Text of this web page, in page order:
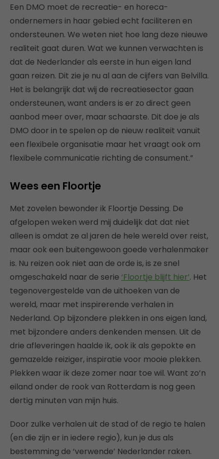
Een DMO moet de recreatie- en horeca-
ondernemers in haar gebied echt faciliteren en
ondersteunen. We weten niet hoe lang deze nieuwe
realiteit gaat duren. Wat we kunnen verwachten is
dat de Nederlander als eerste in hun eigen land
gaan reizen. Dit zie je nu al aan de cijfers van Belvilla.
Het is belangrijk dat wij de recreatiesector gaan
ondersteunen, want anders is er zo direct geen
aanbod meer over, maar schaarste. Dit doe je als
DMO door in te spelen op de nieuw realiteit vanuit
een flexibele organisatie maar het vraagt ook om
flexibele communicatie richting de consument.”
Wees een Floortje
Met zovelen bewonder ik Floortje Dessing. De
afgelopen weken werd mij duidelijk dat dat niet
alleen is omdat ze al jaren de hele wereld over reist,
maar ook een buitengewoon goede verhalenmaker
is. Nu reizen ook niet aan de orde is, is ze snel
omgeschakeld naar de serie ‘Floortje blijft hier’. Het
tegenovergestelde van de uithoeken van de
wereld, maar met inspirerende verhalen in
Nederland. Op bijzondere plekken in ons eigen land,
met bijzondere anders denkenden mensen. Uit de
drie afleveringen haalde ik, ook ik als gepokte en
gemazelde reiziger, inspiratie voor mooie plekken.
Plekken waar ik deze zomer naar toe wil. Want zo’n
eiland onder de rook van Rotterdam is nog geen
dertig minuten van mijn huis.
Door zulke verhalen uit de stad of de regio te halen
(en die zijn er in iedere regio), kun je dus als
bestemming de ‘verwende’ Nederlander raken.